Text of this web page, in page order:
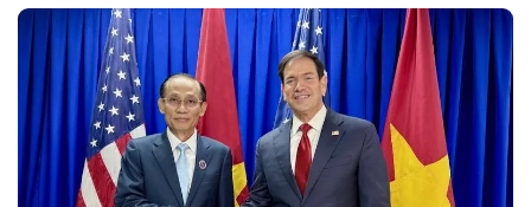
với Bộ Công an… là những chính sách mới có
hiệu lực từ tháng 8/2026.